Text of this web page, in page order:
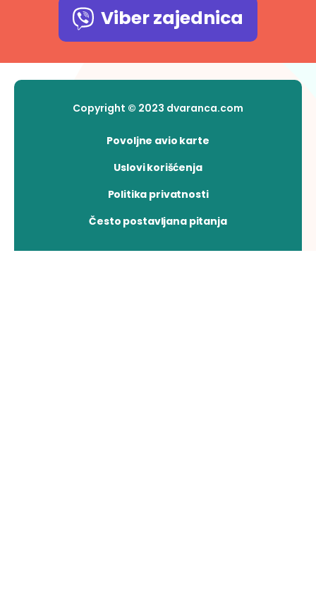
Viber zajednica
Copyright © 2023 dvaranca.com
Povoljne avio karte
Uslovi korišćenja
Politika privatnosti
Često postavljana pitanja